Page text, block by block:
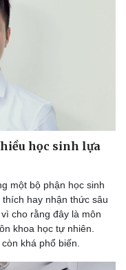
học sinh lựa
một bộ phận học sinh
hay nhận thức sâu
cho rằng đây là môn
khoa học tự nhiên.
khá phổ biến.